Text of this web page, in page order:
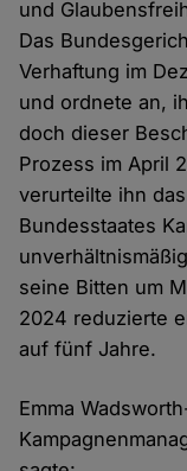
und
Das
Verhaftung im
und ordnete an,
doch dieser
Prozess im April
verurteilte ihn
Bundesstaates
seine Bitten um
2024 reduzierte
auf fünf Jahre.
Emma